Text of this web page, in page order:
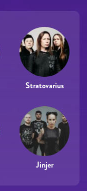
Stratovarius
Jinjer